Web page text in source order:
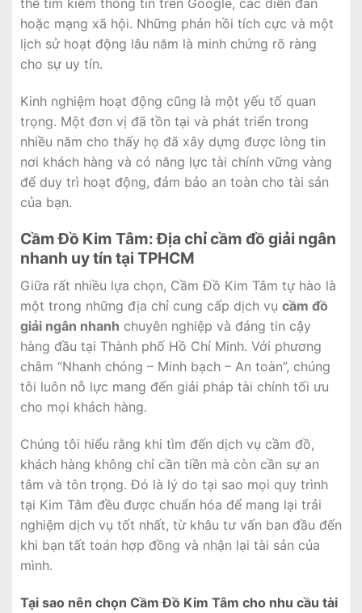
hoặc mạng xã hội. Những phản hồi tích cực và một
lịch sử hoạt động lâu năm là minh chứng rõ ràng
cho sự uy tín.
Kinh nghiệm hoạt động cũng là một yếu tố quan
trọng. Một đơn vị đã tồn tại và phát triển trong
nhiều năm cho thấy họ đã xây dựng được lòng tin
nơi khách hàng và có năng lực tài chính vững vàng
để duy trì hoạt động, đảm bảo an toàn cho tài sản
của bạn.
Cầm Đồ Kim Tâm: Địa chỉ cầm đồ giải ngân
nhanh uy tín tại TPHCM
Giữa rất nhiều lựa chọn, Cầm Đồ Kim Tâm tự hào là
một trong những địa chỉ cung cấp dịch vụ cầm đồ
giải ngân nhanh chuyên nghiệp và đáng tin cậy
hàng đầu tại Thành phố Hồ Chí Minh. Với phương
châm “Nhanh chóng – Minh bạch – An toàn”, chúng
tôi luôn nỗ lực mang đến giải pháp tài chính tối ưu
cho mọi khách hàng.
Chúng tôi hiểu rằng khi tìm đến dịch vụ cầm đồ,
khách hàng không chỉ cần tiền mà còn cần sự an
tâm và tôn trọng. Đó là lý do tại sao mọi quy trình
tại Kim Tâm đều được chuẩn hóa để mang lại trải
nghiệm dịch vụ tốt nhất, từ khâu tư vấn ban đầu đến
khi bạn tất toán hợp đồng và nhận lại tài sản của
mình.
Tại sao nên chọn Cầm Đồ Kim Tâm cho nhu cầu tài